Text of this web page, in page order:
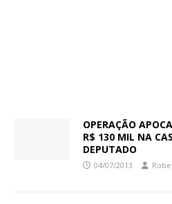
OPERAÇÃO
R$ 130 MIL NA
DEPUTADO
04/07/2013